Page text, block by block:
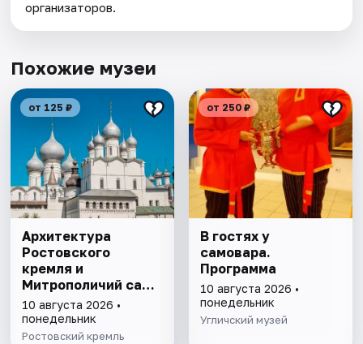
организаторов.
Похожие музеи
от 125 ₽
Архитектура
Ростовского
кремля и
Митрополичий сад,
выставка
"Митрополичье
варенье"
10 августа 2026 •
понедельник
Ростовский кремль
от 250 ₽
В гостях у
самовара.
Программа
10 августа 2026 •
понедельник
Угличский музей